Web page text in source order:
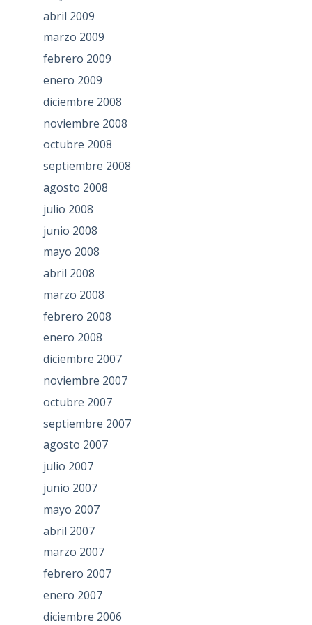
abril 2009
marzo 2009
febrero 2009
enero 2009
diciembre 2008
noviembre 2008
octubre 2008
septiembre 2008
agosto 2008
julio 2008
junio 2008
mayo 2008
abril 2008
marzo 2008
febrero 2008
enero 2008
diciembre 2007
noviembre 2007
octubre 2007
septiembre 2007
agosto 2007
julio 2007
junio 2007
mayo 2007
abril 2007
marzo 2007
febrero 2007
enero 2007
diciembre 2006